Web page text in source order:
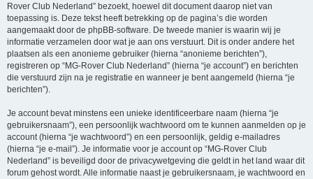
Rover Club Nederland” bezoekt, hoewel dit document daarop niet van
toepassing is. Deze tekst heeft betrekking op de pagina’s die worden
aangemaakt door de phpBB-software. De tweede manier is waarin wij je
informatie verzamelen door wat je aan ons verstuurt. Dit is onder andere het
plaatsen als een anonieme gebruiker (hierna “anonieme berichten”),
registreren op “MG-Rover Club Nederland” (hierna “je account”) en berichten
die verstuurd zijn na je registratie en wanneer je bent aangemeld (hierna “je
berichten”).
Je account bevat minstens een unieke identificeerbare naam (hierna “je
gebruikersnaam”), een persoonlijk wachtwoord om te kunnen aanmelden op je
account (hierna “je wachtwoord”) en een persoonlijk, geldig e-mailadres
(hierna “je e-mail”). Je informatie voor je account op “MG-Rover Club
Nederland” is beveiligd door de privacywetgeving die geldt in het land waar dit
forum gehost wordt. Alle informatie naast je gebruikersnaam, je wachtwoord en